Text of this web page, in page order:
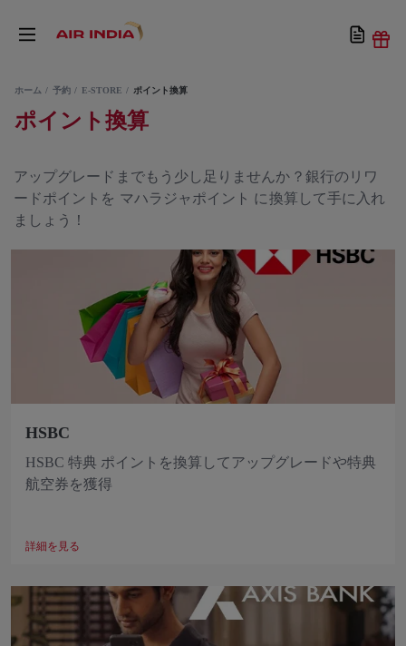
ホーム 予約 E-STORE ポイント換算
ポイント換算
アップグレードまでもう少し足りませんか？銀行のリワ
ードポイントを マハラジャポイント に換算して手に入れ
ましょう！
HSBC
HSBC 特典 ポイントを換算してアップグレードや特典
航空券を獲得
詳細を見る